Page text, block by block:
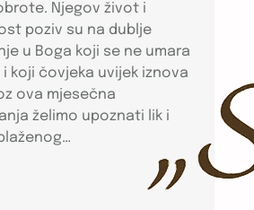
Njegov život i
poziv su na dublje
u Boga koji se ne umara
koji čovjeka uvijek iznova
ova mjesečna
želimo upoznati lik i